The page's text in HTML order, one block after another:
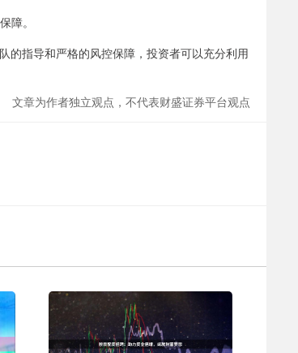
障。
的指导和严格的风控保障，投资者可以充分利用
文章为作者独立观点，不代表财盛证券平台观点